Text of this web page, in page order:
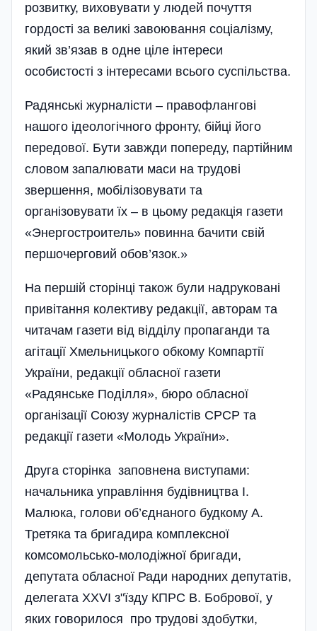
розвитку, виховувати у людей почуття
гордості за великі завоювання соціалізму,
який зв’язав в одне ціле інтереси
особистості з інтересами всього суспільства.
Радянські журналісти – правофлангові
нашого ідеологічного фронту, бійці його
передової. Бути завжди попереду, партійним
словом запалювати маси на трудові
звершення, мобілізовувати та
організовувати їх – в цьому редакція газети
«Энергостроитель» повинна бачити свій
першочерговий обов’язок.»
На першій сторінці також були надруковані
привітання колективу редакції, авторам та
читачам газети від відділу пропаганди та
агітації Хмельницького обкому Компартії
України, редакції обласної газети
«Радянське Поділля», бюро обласної
організації Союзу журналістів СРСР та
редакції газети «Молодь України».
Друга сторінка заповнена виступами:
начальника управління будівництва І.
Малюка, голови об’єднаного будкому А.
Третяка та бригадира комплексної
комсомольсько-молодіжної бригади,
депутата обласної Ради народних депутатів,
делегата ХХVІ з"їзду КПРС В. Бобрової, у
яких говорилося про трудові здобутки,